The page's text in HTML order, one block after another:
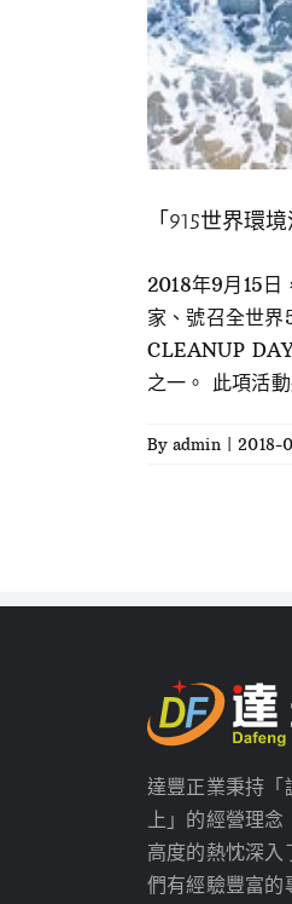
「915世界環
2018年9月15日
家、號召全世
CLEANUP
之一。 此項活
By admin 2018-
達豐正業秉持「
上」的經營理念
高度的熱忱深入
們有經驗豐富的